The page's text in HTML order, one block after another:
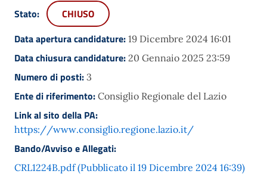
Stato:
CHIUSO
Data apertura candidature: 19 Dicembre 2024 16:01
Data chiusura candidature: 20 Gennaio 2025 23:59
Numero di posti: 3
Ente di riferimento: Consiglio Regionale del Lazio
Link al sito della PA:
https://www.consiglio.regione.lazio.it/
Bando/Avviso e Allegati:
CRL1224B.pdf (Pubblicato il 19 Dicembre 2024 16:39)